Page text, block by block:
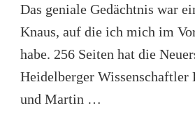
Das geniale Gedächtnis war
Knaus, auf die ich mich im
habe. 256 Seiten hat die
Heidelberger Wissenschaftler
und Martin …